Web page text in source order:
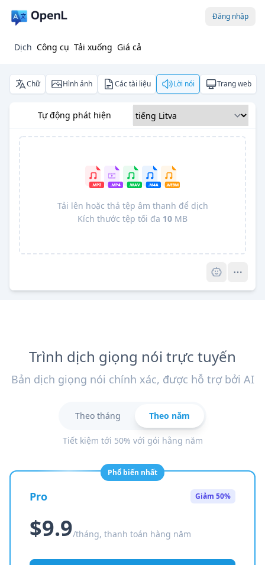
Đăng nhập
Dịch Công cụ Tải xuống Giá cả
Chữ Hình ảnh Các tài liệu Lời nói Trang web
Tự động phát hiện
Tải lên hoặc thả tệp âm thanh để dịch
Kích thước tệp tối đa 10 MB
Trình dịch giọng nói trực tuyến
Bản dịch giọng nói chính xác, được hỗ trợ bởi AI
Theo tháng Theo năm
Tiết kiệm tới 50% với gói hằng năm
Phổ biến nhất
Pro Giảm 50%
$9.9/tháng, thanh toán hàng năm